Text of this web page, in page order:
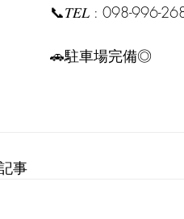
📞𝑇𝐸𝐿 : 098-996-
🚗駐車場完備◎
事